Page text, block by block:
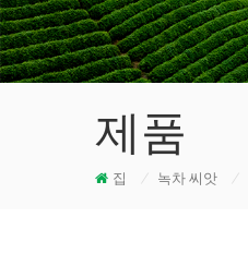
제품
집 / 녹차 씨앗 /